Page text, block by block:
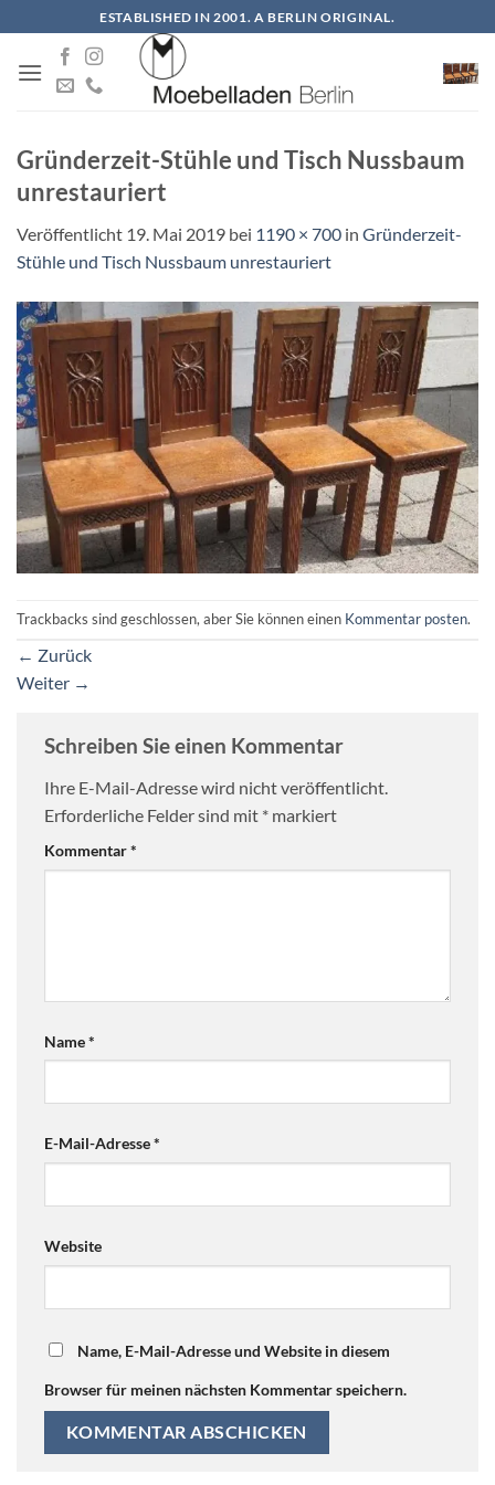
Inhalt
springen
ESTABLISHED IN 2001. A BERLIN ORIGINAL.
Gründerzeit-Stühle und Tisch Nussbaum
unrestauriert
Veröffentlicht 19. Mai 2019 bei 1190 × 700 in Gründerzeit-
Stühle und Tisch Nussbaum unrestauriert
Trackbacks sind geschlossen, aber Sie können einen Kommentar posten.
← Zurück
Weiter →
Schreiben Sie einen Kommentar
Ihre E-Mail-Adresse wird nicht veröffentlicht.
Erforderliche Felder sind mit * markiert
Kommentar*
Name*
E-Mail-Adresse*
Website
Name, E-Mail-Adresse und Website in diesem
Browser für meinen nächsten Kommentar speichern.